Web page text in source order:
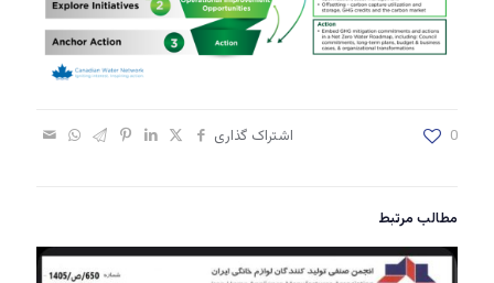
اشتراک گذاری 0
مطالب مرتبط